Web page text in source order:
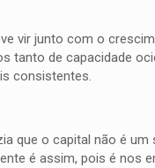
vir junto com o
tanto de capacidade
consistentes.
que o capital não é um
é assim, pois é nos